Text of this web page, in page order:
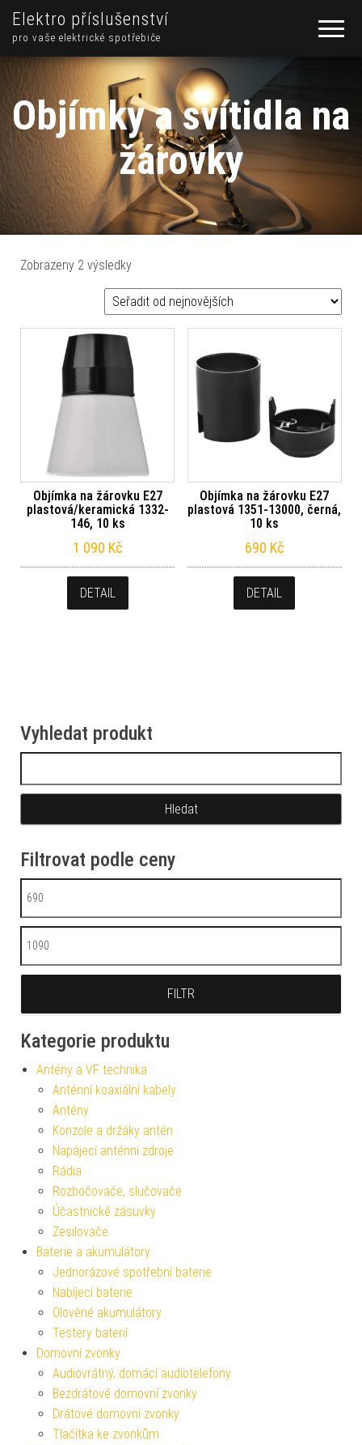
Elektro příslušenství
pro vaše elektrické spotřebiče
Objímky a svítidla na
žárovky
Zobrazeny 2 výsledkySeřazeno od nejnovějších
Objímka na žárovku E27
plastová/keramická 1332-
146, 10 ks
1 090 Kč
DETAIL
Objímka na žárovku E27
plastová 1351-13000, černá,
10 ks
690 Kč
DETAIL
Vyhledat produkt
Filtrovat podle ceny
Minimální cena
Maximální cena
FILTR
Kategorie produktu
Antény a VF technika
Anténní koaxiální kabely
Antény
Konzole a držáky antén
Napájecí anténní zdroje
Rádia
Rozbočovače, slučovače
Účastnické zásuvky
Zesilovače
Baterie a akumulátory
Jednorázové spotřební baterie
Nabíjecí baterie
Olověné akumulátory
Testery baterií
Domovní zvonky
Audiovrátný, domácí audiotelefony
Bezdrátové domovní zvonky
Drátové domovní zvonky
Tlačítka ke zvonkům